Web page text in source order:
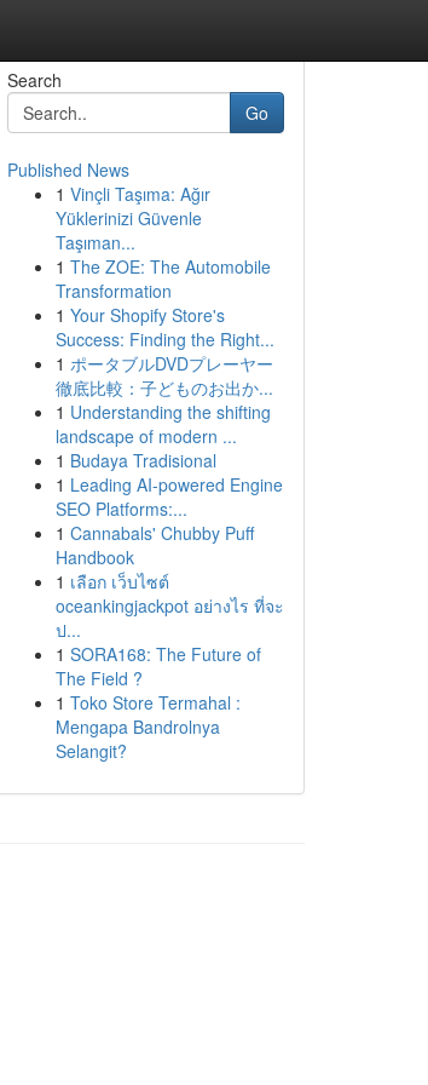
Search
Go
Published News
1 Vinçli Taşıma: Ağır
Yüklerinizi Güvenle
Taşıman...
1 The ZOE: The Automobile
Transformation
1 Your Shopify Store's
Success: Finding the Right...
1 ポータブルDVDプレーヤー
徹底比較：子どものお出か...
1 Understanding the shifting
landscape of modern ...
1 Budaya Tradisional
1 Leading AI-powered Engine
SEO Platforms:...
1 Cannabals' Chubby Puff
Handbook
1 เลือก เว็บไซต์
oceankingjackpot อย่างไร ที่จะ
ป...
1 SORA168: The Future of
The Field ?
1 Toko Store Termahal :
Mengapa Bandrolnya
Selangit?